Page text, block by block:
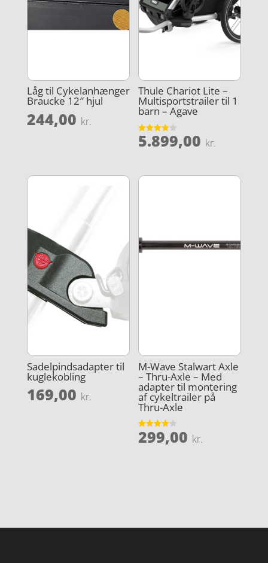
Låg til Cykelanhænger
Braucke 12″ hjul
244,00 kr.
Thule Chariot Lite –
Multisportstrailer til 1
barn – Agave
Vurderet
3.9
5.899,00 kr.
Sadelpindsadapter til
kuglekobling
169,00 kr.
M-Wave Stalwart Axle
– Thru-Axle – Med
adapter til montering
af cykeltrailer på
Thru-Axle
Vurderet
4.1
299,00 kr.